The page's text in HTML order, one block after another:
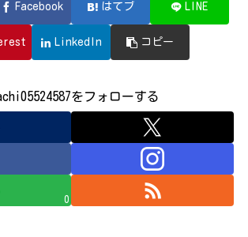
Facebook はてブ LINE
LinkedIn コピー
をフォローする
0